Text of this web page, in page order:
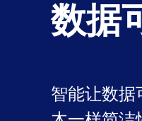
数据
智能让数据